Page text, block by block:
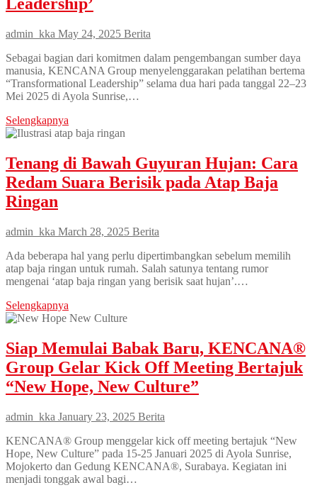
Leadership’
admin_kka May 24, 2025 Berita
Sebagai bagian dari komitmen dalam pengembangan sumber daya
manusia, KENCANA Group menyelenggarakan pelatihan bertema
“Transformational Leadership” selama dua hari pada tanggal 22–23
Mei 2025 di Ayola Sunrise,…
Selengkapnya
Tenang di Bawah Guyuran Hujan: Cara
Redam Suara Berisik pada Atap Baja
Ringan
admin_kka March 28, 2025 Berita
Ada beberapa hal yang perlu dipertimbangkan sebelum memilih
atap baja ringan untuk rumah. Salah satunya tentang rumor
mengenai ‘atap baja ringan yang berisik saat hujan’.…
Selengkapnya
Siap Memulai Babak Baru, KENCANA®
Group Gelar Kick Off Meeting Bertajuk
“New Hope, New Culture”
admin_kka January 23, 2025 Berita
KENCANA® Group menggelar kick off meeting bertajuk “New
Hope, New Culture” pada 15-25 Januari 2025 di Ayola Sunrise,
Mojokerto dan Gedung KENCANA®, Surabaya. Kegiatan ini
menjadi tonggak awal bagi…